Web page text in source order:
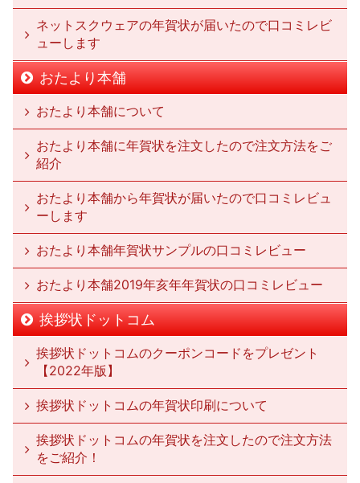
ネットスクウェアの年賀状が届いたので口コミレビ
ューします
おたより本舗
おたより本舗について
おたより本舗に年賀状を注文したので注文方法をご
紹介
おたより本舗から年賀状が届いたので口コミレビュ
ーします
おたより本舗年賀状サンプルの口コミレビュー
おたより本舗2019年亥年年賀状の口コミレビュー
挨拶状ドットコム
挨拶状ドットコムのクーポンコードをプレゼント
【2022年版】
挨拶状ドットコムの年賀状印刷について
挨拶状ドットコムの年賀状を注文したので注文方法
をご紹介！